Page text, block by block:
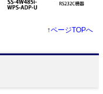
↑ページTOPへ